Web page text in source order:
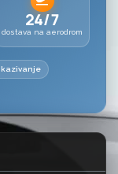
24/7
dostava na aerodrom